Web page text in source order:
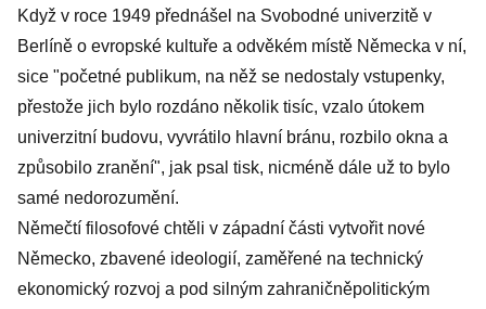
Když v roce 1949 přednášel na Svobodné univerzitě v
Berlíně o evropské kultuře a odvěkém místě Německa v ní,
sice "početné publikum, na něž se nedostaly vstupenky,
přestože jich bylo rozdáno několik tisíc, vzalo útokem
univerzitní budovu, vyvrátilo hlavní bránu, rozbilo okna a
způsobilo zranění", jak psal tisk, nicméně dále už to bylo
samé nedorozumění.
Němečtí filosofové chtěli v západní části vytvořit nové
Německo, zbavené ideologií, zaměřené na technický
ekonomický rozvoj a pod silným zahraničněpolitickým